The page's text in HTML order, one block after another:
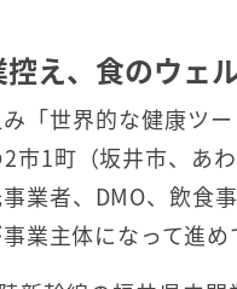
え、食のウェ
「世界的な健康ツ
市1町（坂井市、あ
業者、DMO、飲食
業主体になって進め